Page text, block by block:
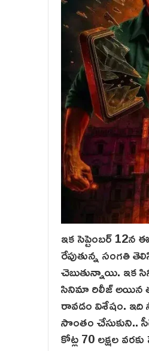
ఇక సెప్టెంబర్
రేపుతున్న సంగతి
చెబుతున్నాయి. ఇక
సినిమా రిలీజ్ అయిన
రావడం విశేషం. ఇది
సొంతం చేసుకుని..
కోట్ల 70 లక్షల వరకు